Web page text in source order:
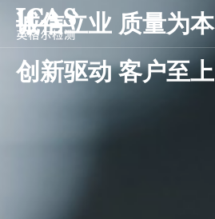
诚信立业 质量为本
创新驱动 客户至上